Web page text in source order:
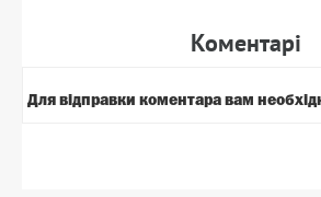
Коментарi
Для вiдправки коментара вам